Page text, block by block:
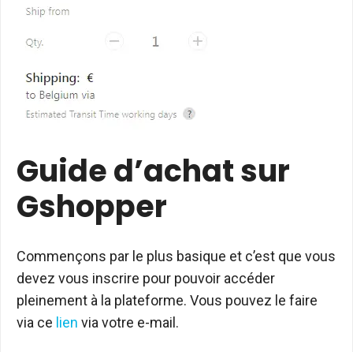
Guide d’achat sur
Gshopper
Commençons par le plus basique et c’est que vous
devez vous inscrire pour pouvoir accéder
pleinement à la plateforme. Vous pouvez le faire
via ce lien via votre e-mail.